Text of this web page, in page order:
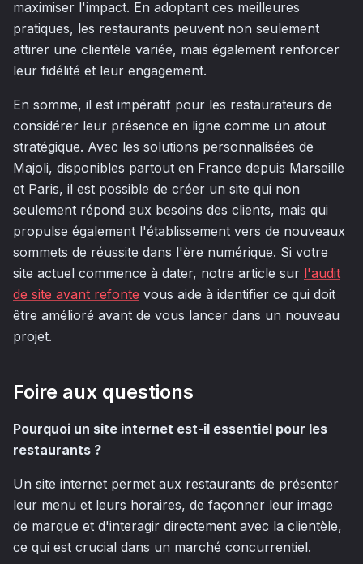
maximiser l'impact. En adoptant ces meilleures
pratiques, les restaurants peuvent non seulement
attirer une clientèle variée, mais également renforcer
leur fidélité et leur engagement.
En somme, il est impératif pour les restaurateurs de
considérer leur présence en ligne comme un atout
stratégique. Avec les solutions personnalisées de
Majoli, disponibles partout en France depuis Marseille
et Paris, il est possible de créer un site qui non
seulement répond aux besoins des clients, mais qui
propulse également l'établissement vers de nouveaux
sommets de réussite dans l'ère numérique. Si votre
site actuel commence à dater, notre article sur l'audit
de site avant refonte vous aide à identifier ce qui doit
être amélioré avant de vous lancer dans un nouveau
projet.
Foire aux questions
Pourquoi un site internet est-il essentiel pour les
restaurants ?
Un site internet permet aux restaurants de présenter
leur menu et leurs horaires, de façonner leur image
de marque et d'interagir directement avec la clientèle,
ce qui est crucial dans un marché concurrentiel.